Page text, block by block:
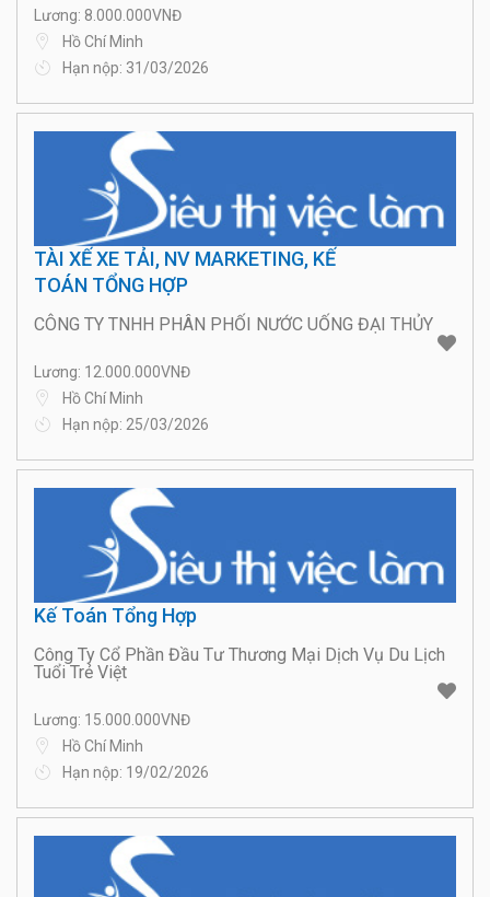
Lương: 8.000.000VNĐ
Hồ Chí Minh
Hạn nộp: 31/03/2026
TÀI XẾ XE TẢI, NV MARKETING, KẾ
TOÁN TỔNG HỢP
CÔNG TY TNHH PHÂN PHỐI NƯỚC UỐNG ĐẠI THỦY
Lương: 12.000.000VNĐ
Hồ Chí Minh
Hạn nộp: 25/03/2026
Kế Toán Tổng Hợp
Công Ty Cổ Phần Đầu Tư Thương Mại Dịch Vụ Du Lịch
Tuổi Trẻ Việt
Lương: 15.000.000VNĐ
Hồ Chí Minh
Hạn nộp: 19/02/2026